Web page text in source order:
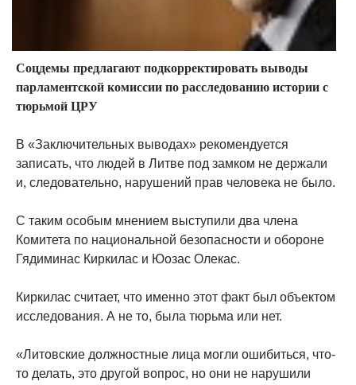
Соцдемы предлагают подкорректировать выводы
парламентской комиссии по расследованию истории с
тюрьмой ЦРУ
В «Заключительных выводах» рекомендуется
записать, что людей в Литве под замком не держали
и, следовательно, нарушений прав человека не было.
С таким особым мнением выступили два члена
Комитета по национальной безопасности и обороне
Гядиминас Киркилас и Юозас Олекас.
Киркилас считает, что именно этот факт был объектом
исследования. А не то, была тюрьма или нет.
«Литовские должностные лица могли ошибиться, что-
то делать, это другой вопрос, но они не нарушили